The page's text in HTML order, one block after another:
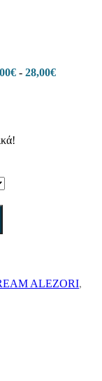
€ - 28,00€
ALEZORI,